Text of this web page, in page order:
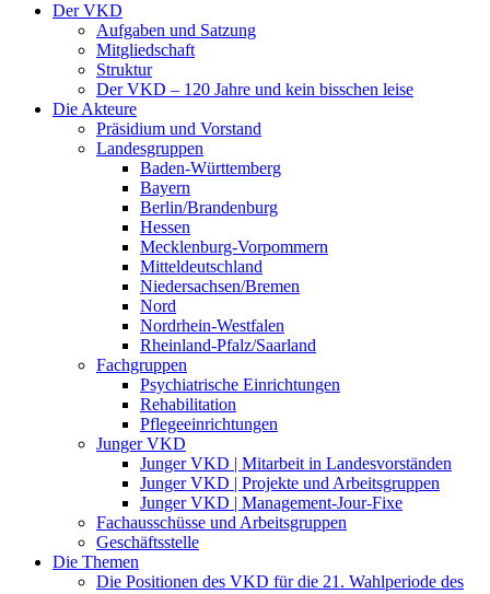
Der VKD
Aufgaben und Satzung
Mitgliedschaft
Struktur
Der VKD – 120 Jahre und kein bisschen leise
Die Akteure
Präsidium und Vorstand
Landesgruppen
Baden-Württemberg
Bayern
Berlin/Brandenburg
Hessen
Mecklenburg-Vorpommern
Mitteldeutschland
Niedersachsen/Bremen
Nord
Nordrhein-Westfalen
Rheinland-Pfalz/Saarland
Fachgruppen
Psychiatrische Einrichtungen
Rehabilitation
Pflegeeinrichtungen
Junger VKD
Junger VKD | Mitarbeit in Landesvorständen
Junger VKD | Projekte und Arbeitsgruppen
Junger VKD | Management-Jour-Fixe
Fachausschüsse und Arbeitsgruppen
Geschäftsstelle
Die Themen
Die Positionen des VKD für die 21. Wahlperiode des